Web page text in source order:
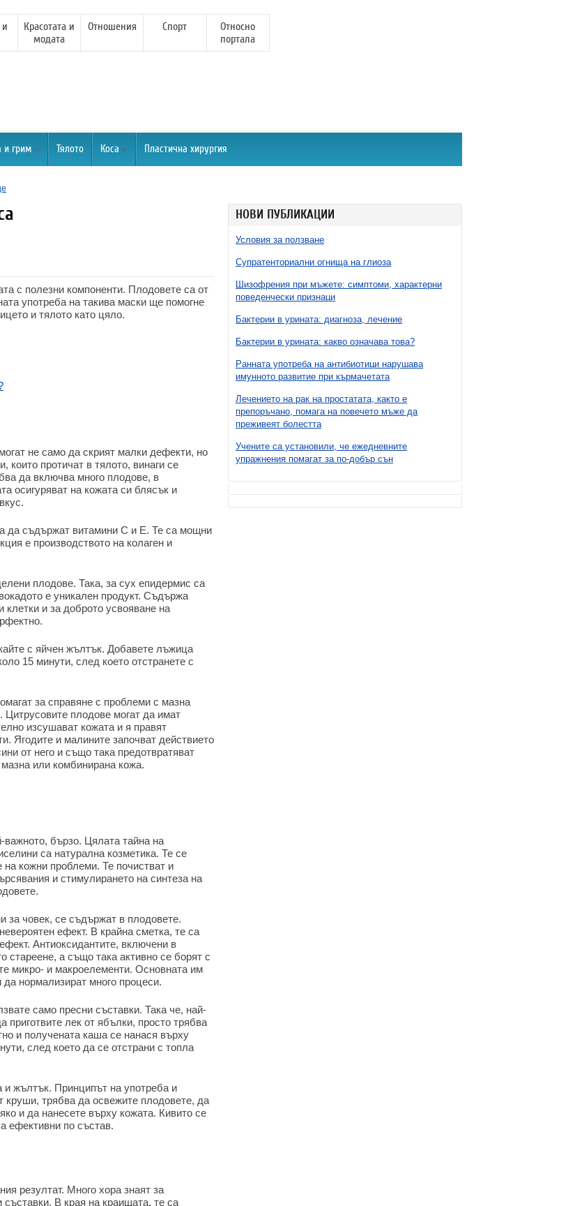
Красотата и
модата
Отношения Спорт
Относно
портала
и грим Тялото Коса Пластична хирургия
НОВИ ПУБЛИКАЦИИ
Условия за ползване
Супратенториални огнища на глиоза
Шизофрения при мъжете: симптоми, характерни
поведенчески признаци
Бактерии в урината: диагноза, лечение
Бактерии в урината: какво означава това?
Ранната употреба на антибиотици нарушава
имунното развитие при кърмачетата
Лечението на рак на простатата, както е
препоръчано, помага на повечето мъже да
преживеят болестта
Учените са установили, че ежедневните
упражнения помагат за по-добър сън
с полезни компоненти. Плодовете са от
употреба на такива маски ще помогне
и тялото като цяло.
не само да скрият малки дефекти, но
протичат в тялото, винаги се
да включва много плодове, в
осигуряват на кожата си блясък и
да съдържат витамини C и E. Те са мощни
е производството на колаген и
плодове. Така, за сух епидермис са
е уникален продукт. Съдържа
клетки и за доброто усвояване на
с яйчен жълтък. Добавете лъжица
15 минути, след което отстранете с
за справяне с проблеми с мазна
плодове могат да имат
изсушават кожата и я правят
Ягодите и малините започват действието
от него и също така предотвратяват
или комбинирана кожа.
бързо. Цялата тайна на
са натурална козметика. Те се
на кожни проблеми. Те почистват и
и стимулирането на синтеза на
за човек, се съдържат в плодовете.
ефект. В крайна сметка, те са
Антиоксидантите, включени в
стареене, а също така активно се борят с
микро- и макроелементи. Основната им
нормализират много процеси.
само пресни съставки. Така че, най-
лек от ябълки, просто трябва
и получената каша се нанася върху
след което да се отстрани с топла
и жълтък. Принципът на употреба и
круши, трябва да освежите плодовете, да
и да нанесете върху кожата. Кивито се
ефективни по състав.
резултат. Много хора знаят за
съставки. В края на краищата, те са